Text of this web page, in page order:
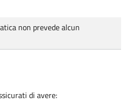
non prevede alcun
di avere: